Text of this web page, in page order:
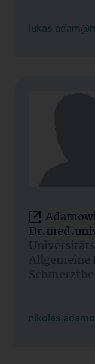
Allgemeine